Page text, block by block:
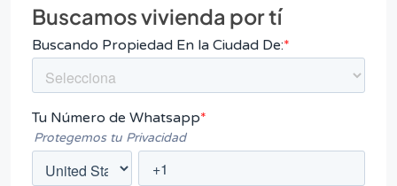
Buscamos vivienda por tí